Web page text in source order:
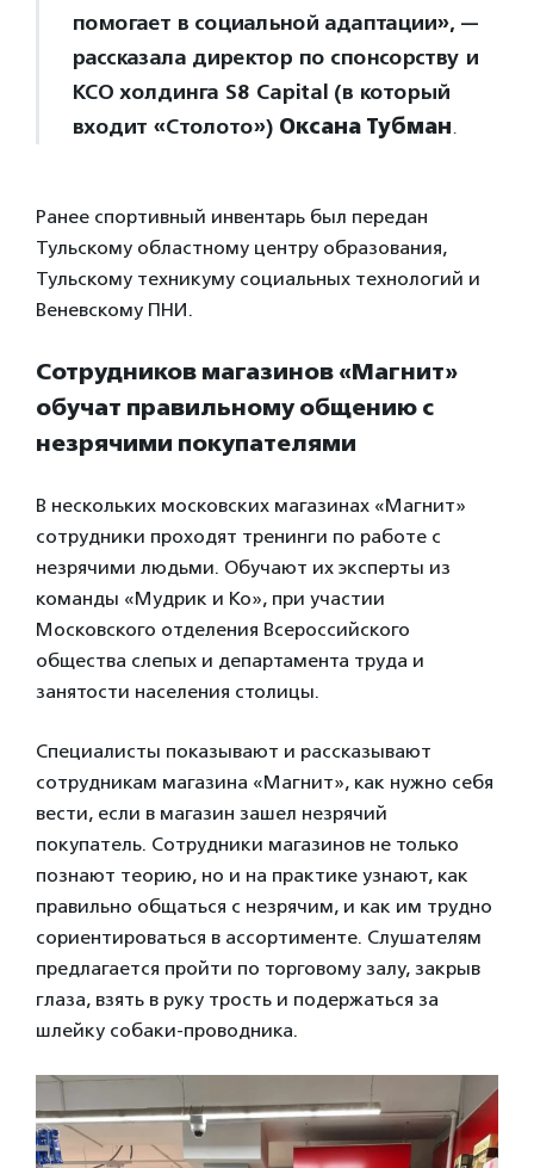
помогает в социальной адаптации», —
рассказала директор по спонсорству и
КСО холдинга S8 Capital (в который
входит «Столото») Оксана Тубман.
Ранее спортивный инвентарь был передан
Тульскому областному центру образования,
Тульскому техникуму социальных технологий и
Веневскому ПНИ.
Сотрудников магазинов «Магнит»
обучат правильному общению с
незрячими покупателями
В нескольких московских магазинах «Магнит»
сотрудники проходят тренинги по работе с
незрячими людьми. Обучают их эксперты из
команды «Мудрик и Ко», при участии
Московского отделения Всероссийского
общества слепых и департамента труда и
занятости населения столицы.
Специалисты показывают и рассказывают
сотрудникам магазина «Магнит», как нужно себя
вести, если в магазин зашел незрячий
покупатель. Сотрудники магазинов не только
познают теорию, но и на практике узнают, как
правильно общаться с незрячим, и как им трудно
сориентироваться в ассортименте. Слушателям
предлагается пройти по торговому залу, закрыв
глаза, взять в руку трость и подержаться за
шлейку собаки-проводника.